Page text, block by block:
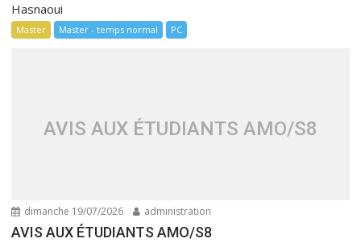
Hasnaoui
Master Master - temps normal PC
AVIS AUX ÉTUDIANTS AMO/S8
dimanche 19/07/2026 administration
AVIS AUX ÉTUDIANTS AMO/S8